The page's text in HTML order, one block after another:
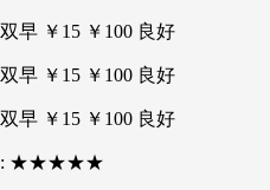
早 ￥15 ￥100 良好
早 ￥15 ￥100 良好
早 ￥15 ￥100 良好
: ★★★★★